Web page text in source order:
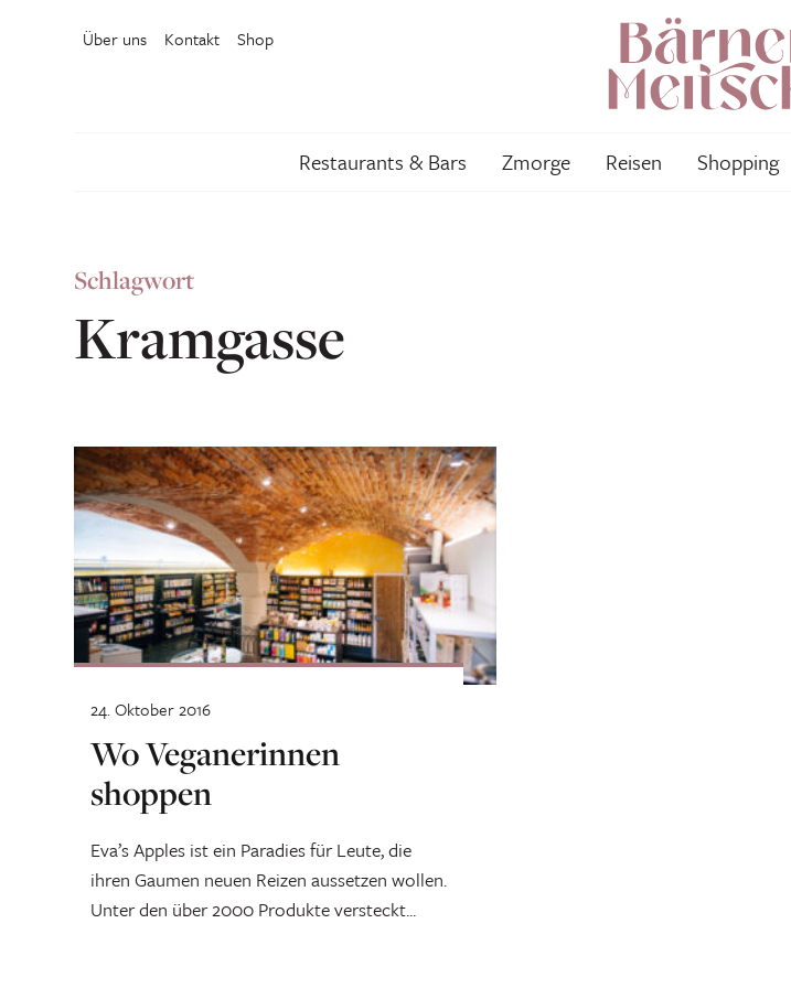
Über uns Kontakt Shop
Restaurants & Bars Zmorge Reisen Shopping
Schlagwort
Kramgasse
Wo Veganerinnen
shoppen
Eva’s Apples ist ein Paradies für Leute, die
ihren Gaumen neuen Reizen aussetzen wollen.
Unter den über 2000 Produkte versteckt...
24. Oktober 2016